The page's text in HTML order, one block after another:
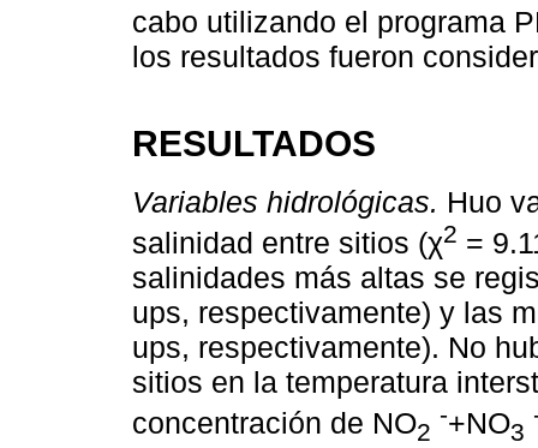
cabo utilizando el programa
los resultados fueron
RESULTADOS
Variables hidrológicas. Huo
salinidad entre sitios (χ2 =
salinidades más altas se
ups, respectivamente) y las
ups, respectivamente). No
sitios en la temperatura
concentración de NO2
-+NO3